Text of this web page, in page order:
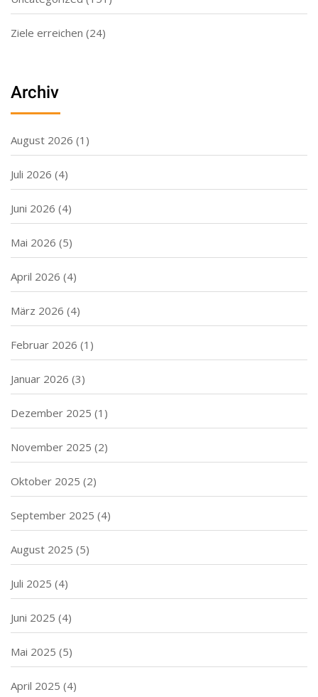
Ziele erreichen (24)
Archiv
August 2026 (1)
Juli 2026 (4)
Juni 2026 (4)
Mai 2026 (5)
April 2026 (4)
März 2026 (4)
Februar 2026 (1)
Januar 2026 (3)
Dezember 2025 (1)
November 2025 (2)
Oktober 2025 (2)
September 2025 (4)
August 2025 (5)
Juli 2025 (4)
Juni 2025 (4)
Mai 2025 (5)
April 2025 (4)